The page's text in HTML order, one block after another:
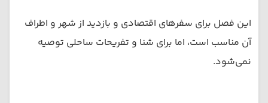
این فصل برای سفرهای اقتصادی و بازدید از شهر و اطراف
آن مناسب است، اما برای شنا و تفریحات ساحلی توصیه
نمی‌شود.